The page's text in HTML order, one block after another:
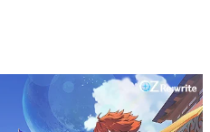
白い？
氏がゲームの魅力を画面や操作の
かしていく、硬派で骨太な評論連載